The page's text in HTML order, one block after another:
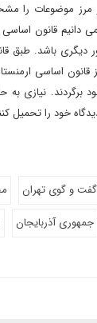
موضوعات را
قانون
دیگری باشد. طبق
قانون اساسی
برگردند. نیازی به
خود را تحمیل
گفت و گوی تهران
جمهوری آذربایجان